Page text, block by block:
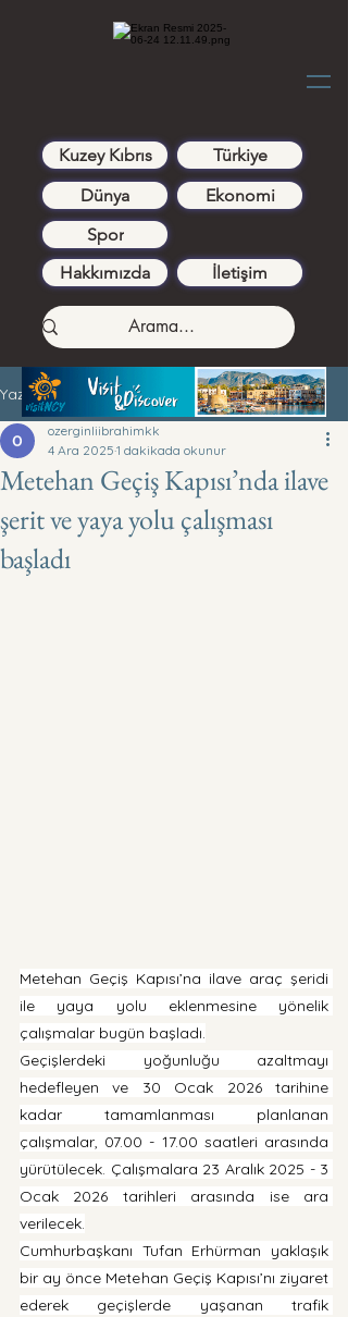
Kuzey Kıbrıs
Türkiye
Dünya
Ekonomi
Spor
Hakkımızda
İletişim
Yazı
Metehan Geçiş Kapısı’nda ilave
şerit ve yaya yolu çalışması
başladı
ozerginliibrahimkk
4 Ara 2025 1 dakikada okunur
Metehan Geçiş Kapısı’na ilave araç şeridi
ile yaya yolu eklenmesine yönelik
çalışmalar bugün başladı.
Geçişlerdeki yoğunluğu azaltmayı
hedefleyen ve 30 Ocak 2026 tarihine
kadar tamamlanması planlanan
çalışmalar, 07.00 - 17.00 saatleri arasında
yürütülecek. Çalışmalara 23 Aralık 2025 - 3
Ocak 2026 tarihleri arasında ise ara
verilecek.
Cumhurbaşkanı Tufan Erhürman yaklaşık
bir ay önce Metehan Geçiş Kapısı’nı ziyaret
ederek geçişlerde yaşanan trafik